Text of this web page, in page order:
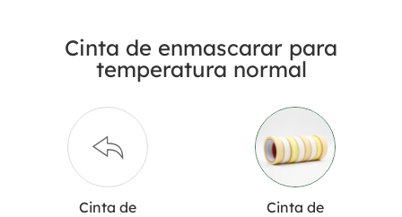
Cinta de enmascarar para
temperatura normal
Cinta de
Cinta de